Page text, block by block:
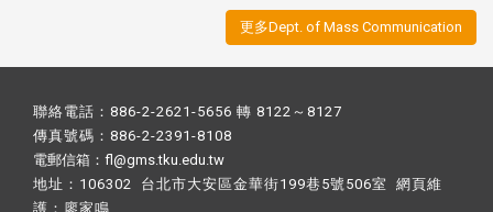
更多Dept. of Mass Communication
聯絡電話：886-2-2621-5656 轉 8122～8127
傳真號碼：886-2-2391-8108
電郵信箱：fl@gms.tku.edu.tw
地址：106302 台北市大安區金華街199巷5號506室 網頁維
護： 廖家鳴​